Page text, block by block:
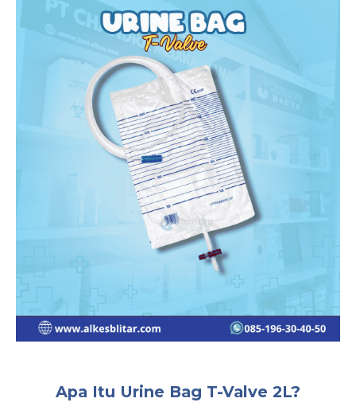
Apa Itu Urine Bag T-Valve 2L?